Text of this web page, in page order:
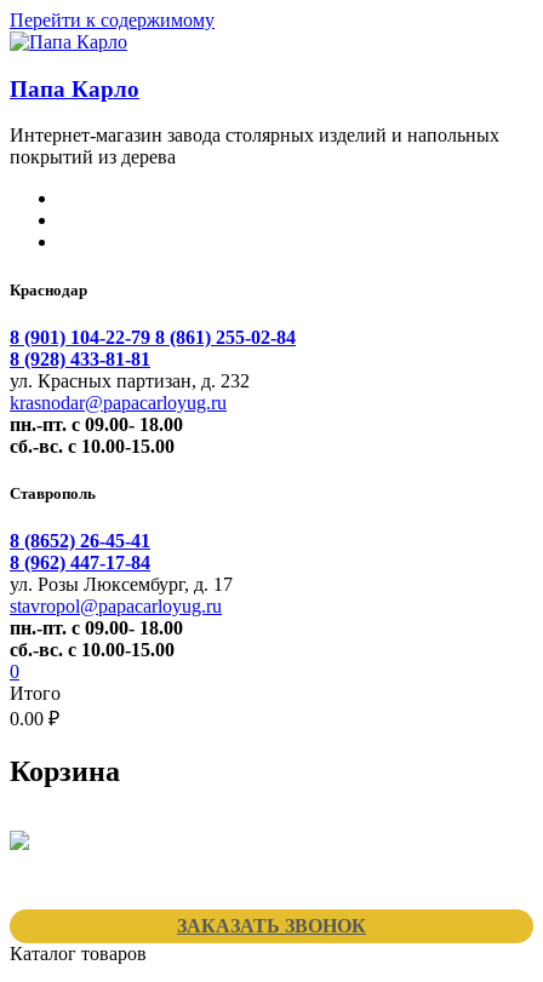
Перейти к содержимому
Папа Карло
Интернет-магазин завода столярных изделий и напольных
покрытий из дерева
Краснодар
8 (901) 104-22-79 8 (861) 255-02-84
8 (928) 433-81-81
ул. Красных партизан, д. 232
krasnodar@papacarloyug.ru
пн.-пт. с 09.00- 18.00
сб.-вс. с 10.00-15.00
Ставрополь
8 (8652) 26-45-41
8 (962) 447-17-84
ул. Розы Люксембург, д. 17
stavropol@papacarloyug.ru
пн.-пт. с 09.00- 18.00
сб.-вс. с 10.00-15.00
0
Итого
0.00 ₽
Корзина
ЗАКАЗАТЬ ЗВОНОК
Каталог товаров